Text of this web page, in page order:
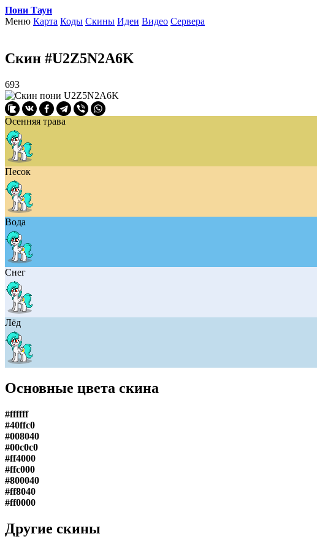
Пони Таун
Меню Карта Коды Скины Идеи Видео Сервера
Скин #U2Z5N2A6K
693
Осенняя трава
Песок
Вода
Снег
Лёд
Основные цвета скина
#ffffff
#40ffc0
#008040
#00c0c0
#ff4000
#ffc000
#800040
#ff8040
#ff0000
Другие скины